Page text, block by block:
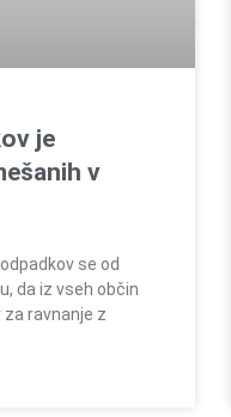
je
v
se od
da iz vseh občin
ravnanje z